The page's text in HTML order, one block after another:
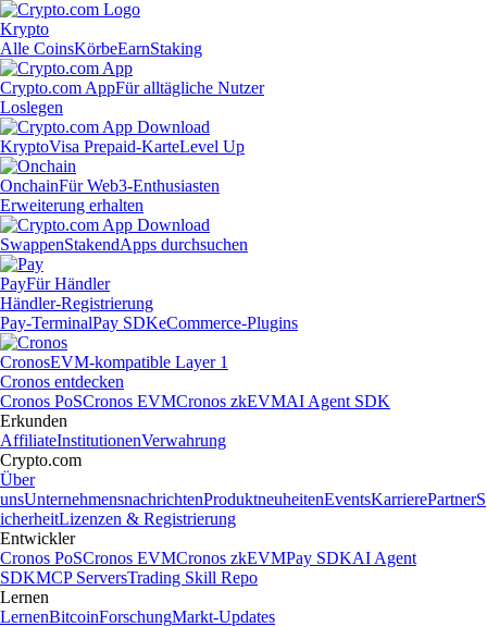
Krypto
Alle CoinsKörbeEarnStaking
Crypto.com AppFür alltägliche Nutzer
Loslegen
KryptoVisa Prepaid-KarteLevel Up
OnchainFür Web3-Enthusiasten
Erweiterung erhalten
SwappenStakendApps durchsuchen
PayFür Händler
Händler-Registrierung
Pay-TerminalPay SDKeCommerce-Plugins
CronosEVM-kompatible Layer 1
Cronos entdecken
Cronos PoSCronos EVMCronos zkEVMAI Agent SDK
Erkunden
AffiliateInstitutionenVerwahrung
Crypto.com
Über
unsUnternehmensnachrichtenProduktneuheitenEventsKarrierePartnerS
icherheitLizenzen & Registrierung
Entwickler
Cronos PoSCronos EVMCronos zkEVMPay SDKAI Agent
SDKMCP ServersTrading Skill Repo
Lernen
LernenBitcoinForschungMarkt-Updates